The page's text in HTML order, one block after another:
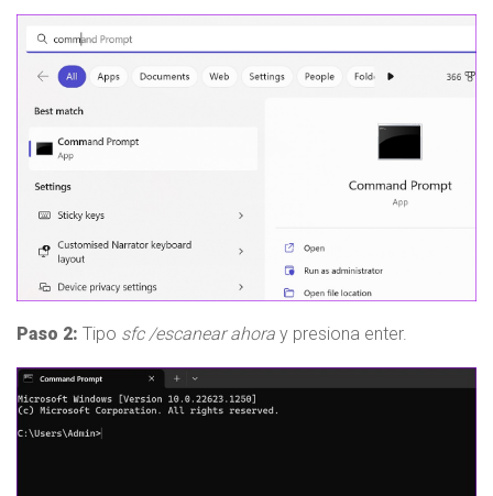
Paso 2: Tipo sfc /escanear ahora y presiona enter.